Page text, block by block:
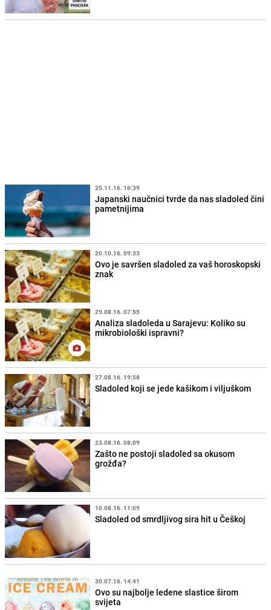
25.11.16. 16:39
Japanski naučnici tvrde da nas sladoled čini
pametnijima
20.10.16. 09:33
Ovo je savršen sladoled za vaš horoskopski
znak
29.08.16. 07:55
Analiza sladoleda u Sarajevu: Koliko su
mikrobiološki ispravni?
27.08.16. 19:58
Sladoled koji se jede kašikom i viljuškom
23.08.16. 08:09
Zašto ne postoji sladoled sa okusom
grožđa?
10.08.16. 11:09
Sladoled od smrdljivog sira hit u Češkoj
30.07.16. 14:41
Ovo su najbolje ledene slastice širom
svijeta